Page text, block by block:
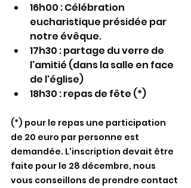
16h00 : Célébration
eucharistique présidée par
notre évêque.
17h30 : partage du verre de
l'amitié (dans la salle en face
de l'église)
18h30 : repas de fête (*)
(*) pour le repas une participation
de 20 euro par personne est
demandée. L'inscription devait être
faite pour le 28 décembre, nous
vous conseillons de prendre contact